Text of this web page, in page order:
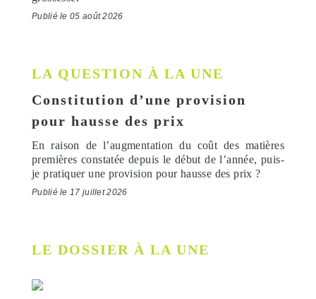
Publié le 05 août 2026
LA QUESTION À LA UNE
Constitution d’une provision
pour hausse des prix
En raison de l’augmentation du coût des matières
premières constatée depuis le début de l’année, puis-
je pratiquer une provision pour hausse des prix ?
Publié le 17 juillet 2026
LE DOSSIER À LA UNE